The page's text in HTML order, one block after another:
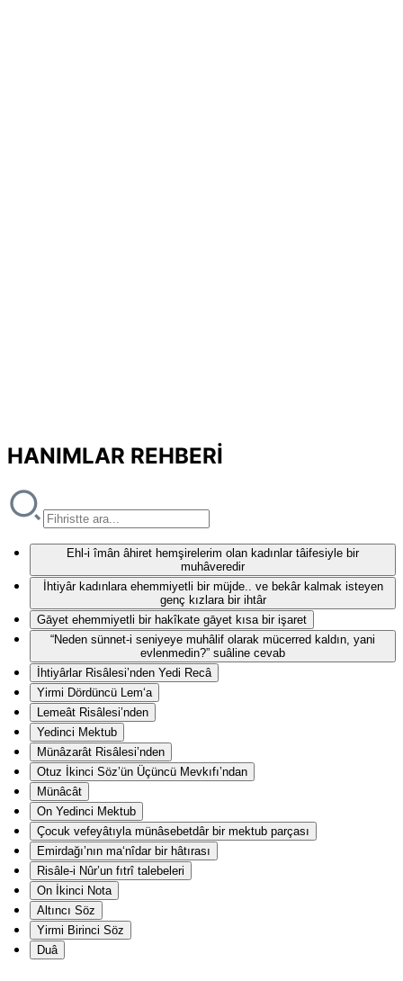
HANIMLAR REHBERİ
Ehl-i îmân âhiret hemşirelerim olan kadınlar tâifesiyle bir
muhâveredir
İhtiyâr kadınlara ehemmiyetli bir müjde.. ve bekâr kalmak isteyen
genç kızlara bir ihtâr
Gāyet ehemmiyetli bir hakîkate gāyet kısa bir işaret
“Neden sünnet-i seniyeye muhâlif olarak mücerred kaldın, yani
evlenmedin?” suâline cevab
İhtiyârlar Risâlesi’nden Yedi Recâ
Yirmi Dördüncü Lem‘a
Lemeât Risâlesi’nden
Yedinci Mektub
Münâzarât Risâlesi’nden
Otuz İkinci Söz’ün Üçüncü Mevkıfı’ndan
Münâcât
On Yedinci Mektub
Çocuk vefeyâtıyla münâsebetdâr bir mektub parçası
Emirdağı’nın ma‘nîdar bir hâtırası
Risâle-i Nûr’un fıtrî talebeleri
On İkinci Nota
Altıncı Söz
Yirmi Birinci Söz
Duâ